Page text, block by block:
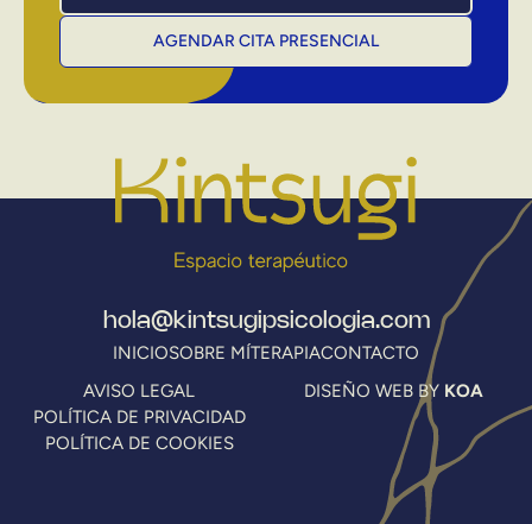
AGENDAR CITA PRESENCIAL
hola@kintsugipsicologia.com
INICIOSOBRE MÍTERAPIACONTACTO
AVISO LEGAL
POLÍTICA DE PRIVACIDAD
POLÍTICA DE COOKIES
DISEÑO WEB BY KOA